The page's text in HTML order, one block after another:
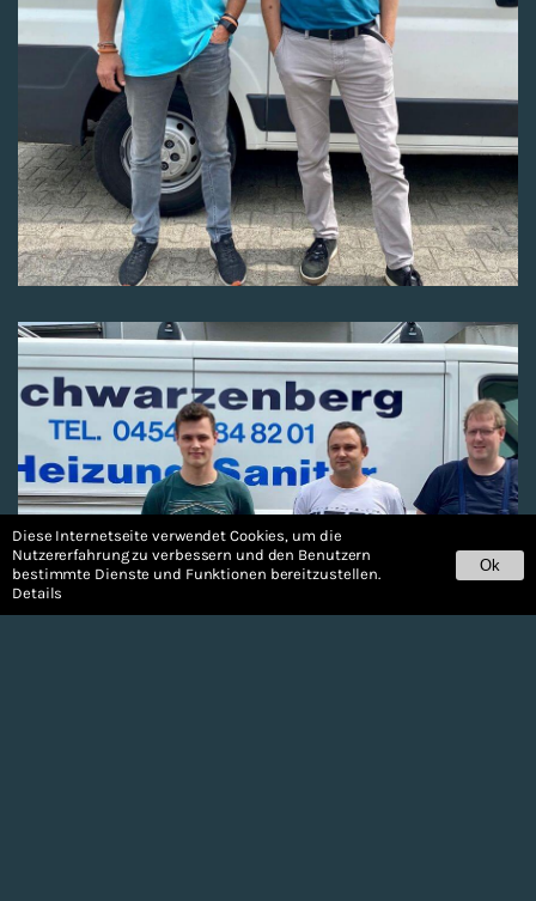
Diese Internetseite verwendet Cookies, um die
Nutzererfahrung zu verbessern und den Benutzern
bestimmte Dienste und Funktionen bereitzustellen.
Details
Ok